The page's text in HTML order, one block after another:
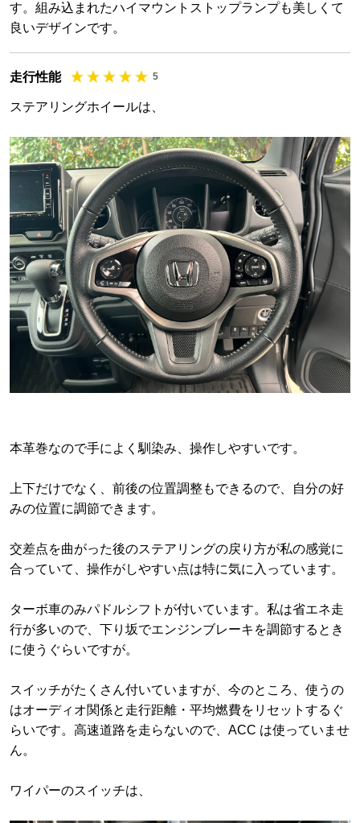
す。組み込まれたハイマウントストップランプも美しくて
良いデザインです。
走行性能 5
ステアリングホイールは、
本革巻なので手によく馴染み、操作しやすいです。
上下だけでなく、前後の位置調整もできるので、自分の好
みの位置に調節できます。
交差点を曲がった後のステアリングの戻り方が私の感覚に
合っていて、操作がしやすい点は特に気に入っています。
ターボ車のみパドルシフトが付いています。私は省エネ走
行が多いので、下り坂でエンジンブレーキを調節するとき
に使うぐらいですが。
スイッチがたくさん付いていますが、今のところ、使うの
はオーディオ関係と走行距離・平均燃費をリセットするぐ
らいです。高速道路を走らないので、ACC は使っていませ
ん。
ワイパーのスイッチは、